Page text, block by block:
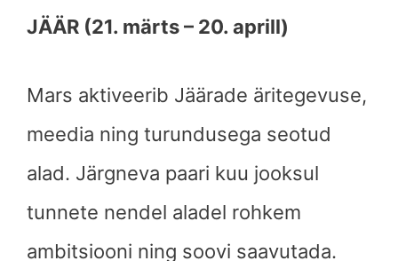
JÄÄR (21. märts – 20. aprill)
Mars aktiveerib Jäärade äritegevuse,
meedia ning turundusega seotud
alad. Järgneva paari kuu jooksul
tunnete nendel aladel rohkem
ambitsiooni ning soovi saavutada.